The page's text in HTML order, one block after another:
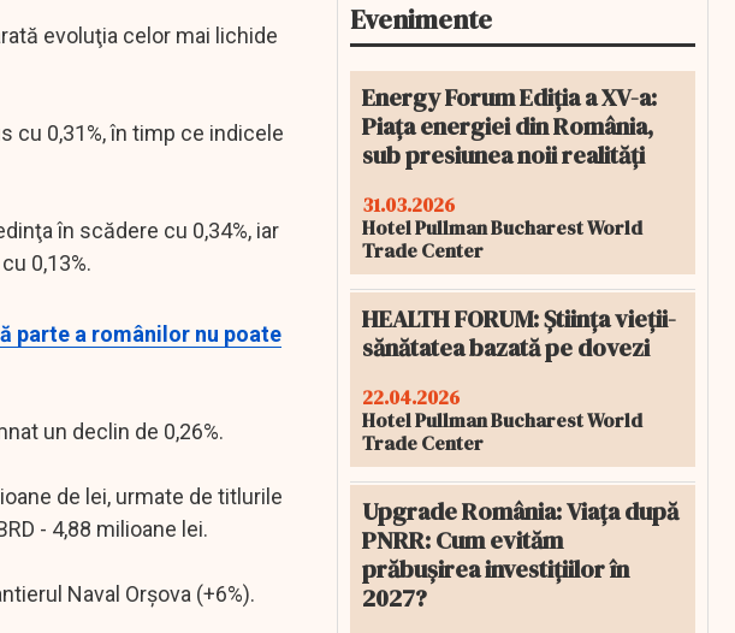
evoluţia celor mai lichide
cu 0,31%, în timp ce indicele
în scădere cu 0,34%, iar
0,13%.
parte a românilor nu poate
un declin de 0,26%.
de lei, urmate de titlurile
- 4,88 milioane lei.
Naval Orşova (+6%).
Evenimente
Energy Forum Ediția a XV-a:
Piața energiei din România,
sub presiunea noii realități
31.03.2026
Hotel Pullman Bucharest World
Trade Center
HEALTH FORUM: Știința vieții-
sănătatea bazată pe dovezi
22.04.2026
Hotel Pullman Bucharest World
Trade Center
Upgrade România: Viața după
PNRR: Cum evităm
prăbușirea investițiilor în
2027?